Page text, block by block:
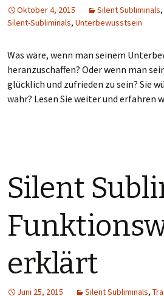
Oktober 4, 2015 Silent Subliminals,
Silent-Subliminals, Unterbewusstsein
Was wäre, wenn man seinem
heranzuschaffen? Oder wenn man
glücklich und zufrieden zu sein? Sie
wahr? Lesen Sie weiter und erfahren
Silent
erklärt
Juni 25, 2015 Silent Subliminals,